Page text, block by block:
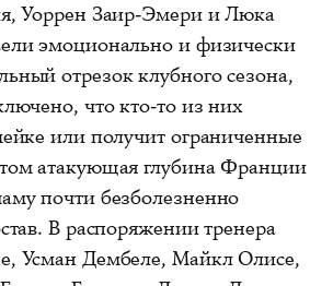
Уоррен Заир-Эмери и Люка
эмоционально и физически
отрезок клубного сезона,
что кто-то из них
или получит ограниченные
атакующая глубина Франции
почти безболезненно
В распоряжении тренера
Усман Дембеле, Майкл Олисе,